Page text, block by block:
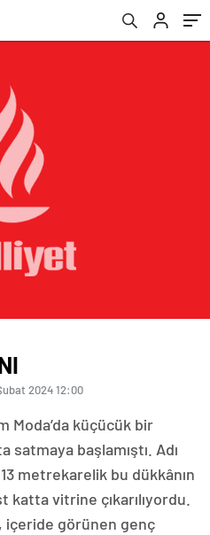
2024 12:00
Moda’da küçücük bir
satmaya başlamıştı. Adı
metrekarelik bu dükkânın
vitrine çıkarılıyordu.
içeride görünen genç